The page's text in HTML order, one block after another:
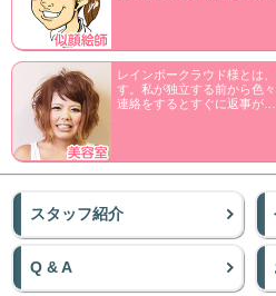
レインボークラウド様とは
す。私が独立する前から色
連絡をするとすぐに返事が…
スタッフ紹介
Q & A